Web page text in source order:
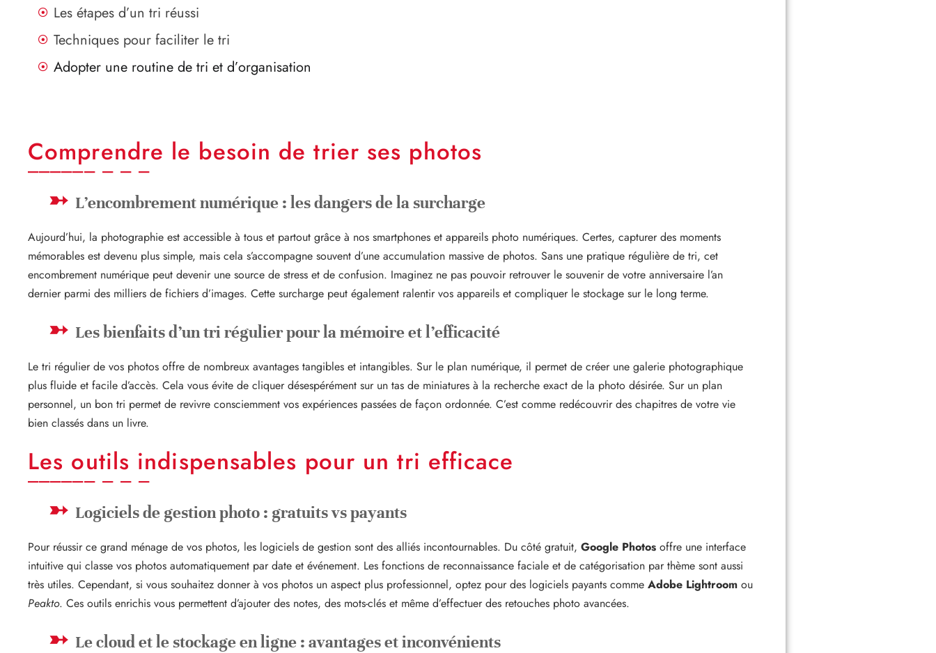
Les étapes d’un tri réussi
Techniques pour faciliter le tri
Adopter une routine de tri et d’organisation
Comprendre le besoin de trier ses photos
L’encombrement numérique : les dangers de la surcharge
Aujourd’hui, la photographie est accessible à tous et partout grâce à nos smartphones et appareils photo numériques. Certes, capturer des moments
mémorables est devenu plus simple, mais cela s’accompagne souvent d’une accumulation massive de photos. Sans une pratique régulière de tri, cet
encombrement numérique peut devenir une source de stress et de confusion. Imaginez ne pas pouvoir retrouver le souvenir de votre anniversaire l’an
dernier parmi des milliers de fichiers d’images. Cette surcharge peut également ralentir vos appareils et compliquer le stockage sur le long terme.
Les bienfaits d’un tri régulier pour la mémoire et l’efficacité
Le tri régulier de vos photos offre de nombreux avantages tangibles et intangibles. Sur le plan numérique, il permet de créer une galerie photographique
plus fluide et facile d’accès. Cela vous évite de cliquer désespérément sur un tas de miniatures à la recherche exact de la photo désirée. Sur un plan
personnel, un bon tri permet de revivre consciemment vos expériences passées de façon ordonnée. C’est comme redécouvrir des chapitres de votre vie
bien classés dans un livre.
Les outils indispensables pour un tri efficace
Logiciels de gestion photo : gratuits vs payants
Pour réussir ce grand ménage de vos photos, les logiciels de gestion sont des alliés incontournables. Du côté gratuit, Google Photos offre une interface
intuitive qui classe vos photos automatiquement par date et événement. Les fonctions de reconnaissance faciale et de catégorisation par thème sont aussi
très utiles. Cependant, si vous souhaitez donner à vos photos un aspect plus professionnel, optez pour des logiciels payants comme Adobe Lightroom ou
Peakto. Ces outils enrichis vous permettent d’ajouter des notes, des mots-clés et même d’effectuer des retouches photo avancées.
Le cloud et le stockage en ligne : avantages et inconvénients